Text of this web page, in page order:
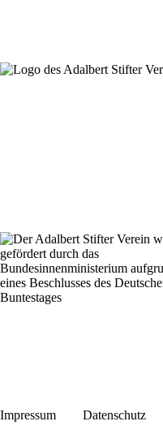
Impressum Datenschutz